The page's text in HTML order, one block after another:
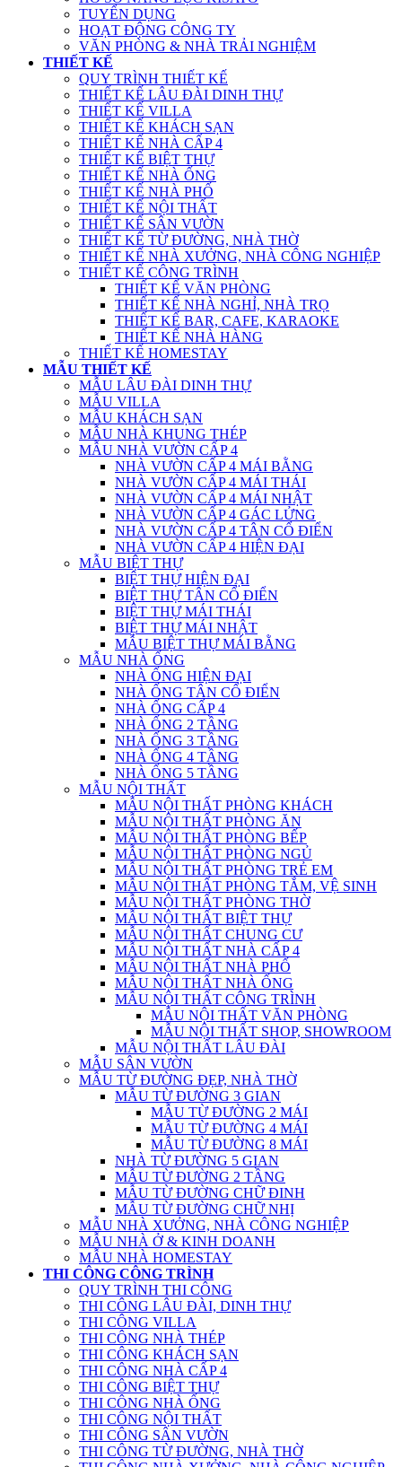
TUYỂN DỤNG
HOẠT ĐỘNG CÔNG TY
VĂN PHÒNG & NHÀ TRẢI NGHIỆM
THIẾT KẾ
QUY TRÌNH THIẾT KẾ
THIẾT KẾ LÂU ĐÀI DINH THỰ
THIẾT KẾ VILLA
THIẾT KẾ KHÁCH SẠN
THIẾT KẾ NHÀ CẤP 4
THIẾT KẾ BIỆT THỰ
THIẾT KẾ NHÀ ỐNG
THIẾT KẾ NHÀ PHỐ
THIẾT KẾ NỘI THẤT
THIẾT KẾ SÂN VƯỜN
THIẾT KẾ TỪ ĐƯỜNG, NHÀ THỜ
THIẾT KẾ NHÀ XƯỞNG, NHÀ CÔNG NGHIỆP
THIẾT KẾ CÔNG TRÌNH
THIẾT KẾ VĂN PHÒNG
THIẾT KẾ NHÀ NGHỈ, NHÀ TRỌ
THIẾT KẾ BAR, CAFE, KARAOKE
THIẾT KẾ NHÀ HÀNG
THIẾT KẾ HOMESTAY
MẪU THIẾT KẾ
MẪU LÂU ĐÀI DINH THỰ
MẪU VILLA
MẪU KHÁCH SẠN
MẪU NHÀ KHUNG THÉP
MẪU NHÀ VƯỜN CẤP 4
NHÀ VƯỜN CẤP 4 MÁI BẰNG
NHÀ VƯỜN CẤP 4 MÁI THÁI
NHÀ VƯỜN CẤP 4 MÁI NHẬT
NHÀ VƯỜN CẤP 4 GÁC LỬNG
NHÀ VƯỜN CẤP 4 TÂN CỔ ĐIỂN
NHÀ VƯỜN CẤP 4 HIỆN ĐẠI
MẪU BIỆT THỰ
BIỆT THỰ HIỆN ĐẠI
BIỆT THỰ TÂN CỔ ĐIỂN
BIỆT THỰ MÁI THÁI
BIỆT THỰ MÁI NHẬT
MẪU BIỆT THỰ MÁI BẰNG
MẪU NHÀ ỐNG
NHÀ ỐNG HIỆN ĐẠI
NHÀ ỐNG TÂN CỔ ĐIỂN
NHÀ ỐNG CẤP 4
NHÀ ỐNG 2 TẦNG
NHÀ ỐNG 3 TẦNG
NHÀ ỐNG 4 TẦNG
NHÀ ỐNG 5 TẦNG
MẪU NỘI THẤT
MẪU NỘI THẤT PHÒNG KHÁCH
MẪU NỘI THẤT PHÒNG ĂN
MẪU NỘI THẤT PHÒNG BẾP
MẪU NỘI THẤT PHÒNG NGỦ
MẪU NỘI THẤT PHÒNG TRẺ EM
MẪU NỘI THẤT PHÒNG TẮM, VỆ SINH
MẪU NỘI THẤT PHÒNG THỜ
MẪU NỘI THẤT BIỆT THỰ
MẪU NỘI THẤT CHUNG CƯ
MẪU NỘI THẤT NHÀ CẤP 4
MẪU NỘI THẤT NHÀ PHỐ
MẪU NỘI THẤT NHÀ ỐNG
MẪU NỘI THẤT CÔNG TRÌNH
MẪU NỘI THẤT VĂN PHÒNG
MẪU NỘI THẤT SHOP, SHOWROOM
MẪU NỘI THẤT LÂU ĐÀI
MẪU SÂN VƯỜN
MẪU TỪ ĐƯỜNG ĐẸP, NHÀ THỜ
MẪU TỪ ĐƯỜNG 3 GIAN
MẪU TỪ ĐƯỜNG 2 MÁI
MẪU TỪ ĐƯỜNG 4 MÁI
MẪU TỪ ĐƯỜNG 8 MÁI
NHÀ TỪ ĐƯỜNG 5 GIAN
MẪU TỪ ĐƯỜNG 2 TẦNG
MẪU TỪ ĐƯỜNG CHỮ ĐINH
MẪU TỪ ĐƯỜNG CHỮ NHỊ
MẪU NHÀ XƯỞNG, NHÀ CÔNG NGHIỆP
MẪU NHÀ Ở & KINH DOANH
MẪU NHÀ HOMESTAY
THI CÔNG CÔNG TRÌNH
QUY TRÌNH THI CÔNG
THI CÔNG LÂU ĐÀI, DINH THỰ
THI CÔNG VILLA
THI CÔNG NHÀ THÉP
THI CÔNG KHÁCH SẠN
THI CÔNG NHÀ CẤP 4
THI CÔNG BIỆT THỰ
THI CÔNG NHÀ ỐNG
THI CÔNG NỘI THẤT
THI CÔNG SÂN VƯỜN
THI CÔNG TỪ ĐƯỜNG, NHÀ THỜ